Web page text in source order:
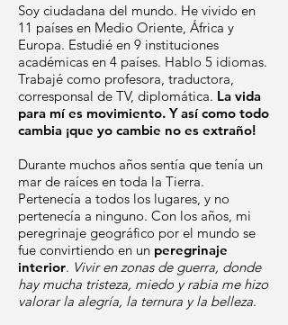
Soy ciudadana del mundo. He vivido en
11 países en Medio Oriente, África y
Europa. Estudié en 9 instituciones
académicas en 4 países. Hablo 5 idiomas.
Trabajé como profesora, traductora,
corresponsal de TV, diplomática. La vida
para mí es movimiento. Y así como todo
cambia ¡que yo cambie no es extraño!
Durante muchos años sentía que tenía un
mar de raíces en toda la Tierra.
Pertenecía a todos los lugares, y no
pertenecía a ninguno. Con los años, mi
peregrinaje geográfico por el mundo se
fue convirtiendo en un peregrinaje
interior. Vivir en zonas de guerra, donde
hay mucha tristeza, miedo y rabia me hizo
valorar la alegría, la ternura y la belleza.